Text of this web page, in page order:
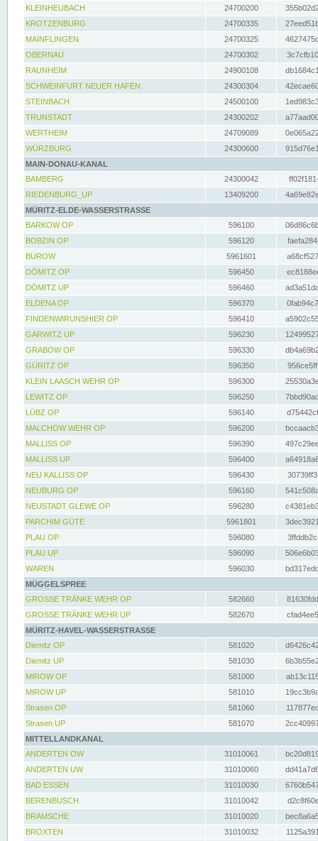
KLEINHEUBACH 24700200
KROTZENBURG
24700335
MAINFLINGEN
24700325
OBERNAU
24700302
RAUNHEIM
24900108
SCHWEINFURT NEUER HAFEN
24300304
STEINBACH
24500100
TRUNSTADT
24300202
WERTHEIM
24709089
WÜRZBURG
24300600
MAIN-DONAU-KANAL
BAMBERG
24300042
RIEDENBURG_UP
13409200
MÜRITZ-ELDE-WASSERSTRASSE
BARKOW OP
596100
BOBZIN OP
596120
BUROW
5961601
DÖMITZ OP
596450
DÖMITZ UP
596460
ELDENA OP
596370
FINDENWIRUNSHIER OP
596410
GARWITZ UP
596230
GRABOW OP
596330
GÜRITZ OP
596350
KLEIN LAASCH WEHR OP
596300
LEWITZ OP
596250
LÜBZ OP
596140
MALCHOW WEHR OP
596200
MALLISS OP
596390
MALLISS UP
596400
NEU KALLISS OP
596430
NEUBURG OP
596160
NEUSTADT GLEWE OP
596280
PARCHIM GÜTE
5961801
PLAU OP
596080
PLAU UP
596090
WAREN
596030
MÜGGELSPREE
GROSSE TRÄNKE WEHR OP
582660
GROSSE TRÄNKE WEHR UP
582670
MÜRITZ-HAVEL-WASSERSTRASSE
Diemitz OP
581020
Diemitz UP
581030
MIROW OP
581000
MIROW UP
581010
Strasen OP
581060
Strasen UP
581070
MITTELLANDKANAL
ANDERTEN OW
31010061
ANDERTEN UW
31010060
BAD ESSEN
31010030
BERENBUSCH
31010042
BRAMSCHE
31010020
BROXTEN
31010032